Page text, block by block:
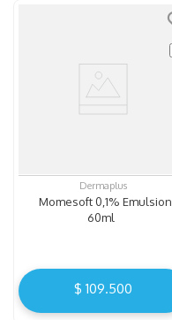
Dermaplus
Momesoft 0,1% Emulsion
60ml
$ 109.500